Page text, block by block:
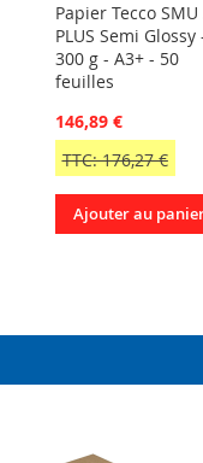
Papier Tecco SMU
PLUS Semi Glossy
300 g - A3+ - 50
feuilles
146,89 €
TTC: 176,27 €
Ajouter au